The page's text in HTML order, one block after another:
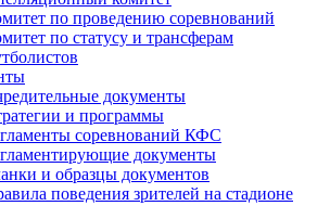
по проведению соревнований
по статусу и трансферам
документы
и программы
соревнований КФС
документы
и образцы документов
поведения зрителей на стадионе